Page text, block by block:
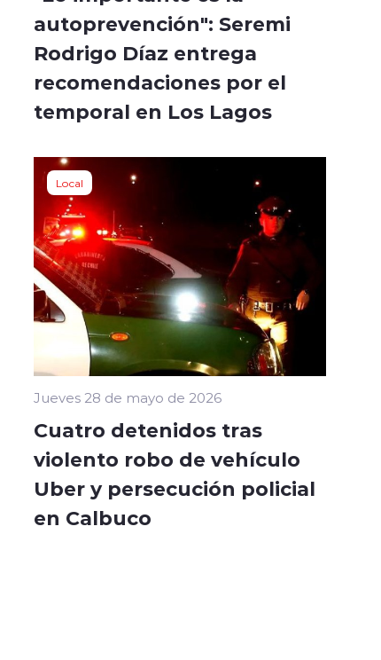
autoprevención": Seremi
Rodrigo Díaz entrega
recomendaciones por el
temporal en Los Lagos
Local
Jueves 28 de mayo de 2026
Cuatro detenidos tras
violento robo de vehículo
Uber y persecución policial
en Calbuco